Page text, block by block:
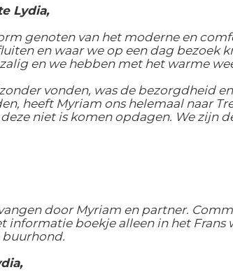
Lydia,
genoten van het moderne en
en waar we op een dag bezoek
en we hebben met het warme
vonden, was de bezorgdheid
heeft Myriam ons helemaal naar
niet is komen opdagen. We zijn
door Myriam en partner.
informatie boekje alleen in het